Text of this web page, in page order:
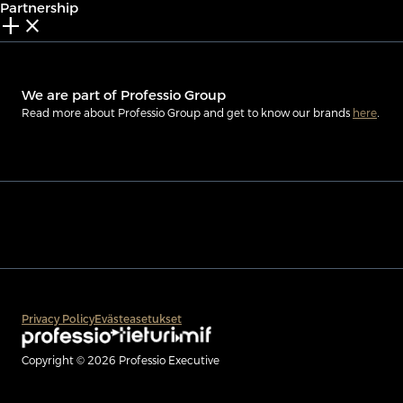
Partnership
add_2 close
We are part of Professio Group
Read more about Professio Group and get to know our brands here.
Privacy PolicyEvästeasetukset
Copyright © 2026 Professio Executive